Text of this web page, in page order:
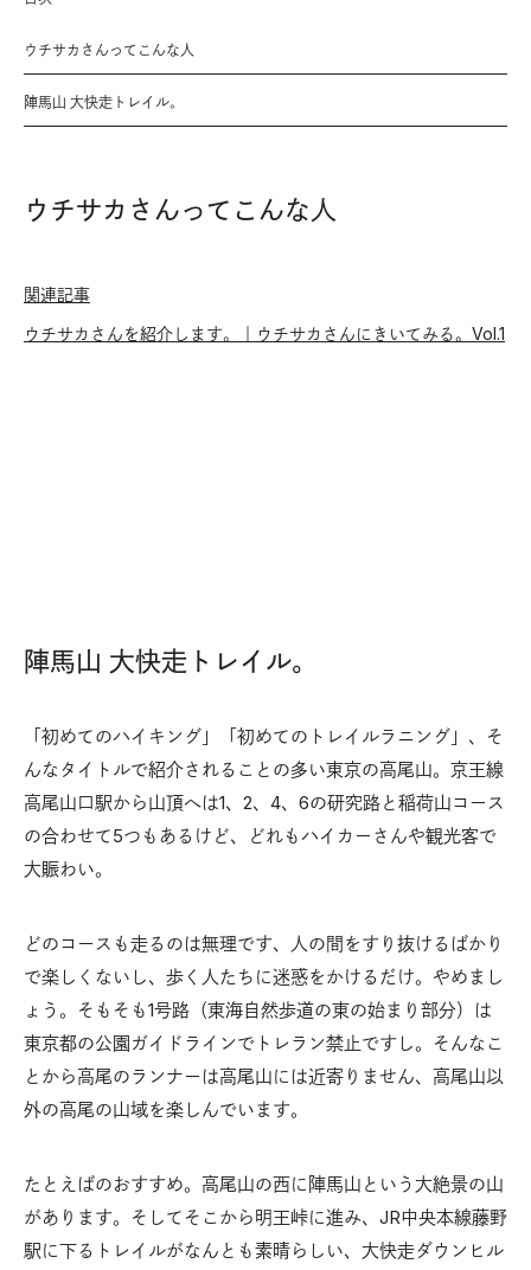
ウチサカさんってこんな人
陣馬山 大快走トレイル。
ウチサカさんってこんな人
関連記事
ウチサカさんを紹介します。｜ウチサカさんにきいてみる。Vol.1
陣馬山 大快走トレイル。
「初めてのハイキング」「初めてのトレイルラニング」、そ
んなタイトルで紹介されることの多い東京の高尾山。京王線
高尾山口駅から山頂へは1、2、4、6の研究路と稲荷山コース
の合わせて5つもあるけど、どれもハイカーさんや観光客で
大賑わい。
どのコースも走るのは無理です、人の間をすり抜けるばかり
で楽しくないし、歩く人たちに迷惑をかけるだけ。やめまし
ょう。そもそも1号路（東海自然歩道の東の始まり部分）は
東京都の公園ガイドラインでトレラン禁止ですし。そんなこ
とから高尾のランナーは高尾山には近寄りません、高尾山以
外の高尾の山域を楽しんでいます。
たとえばのおすすめ。高尾山の西に陣馬山という大絶景の山
があります。そしてそこから明王峠に進み、JR中央本線藤野
駅に下るトレイルがなんとも素晴らしい、大快走ダウンヒル